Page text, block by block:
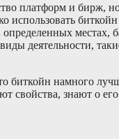
платформ и бирж,
использовать
местах,
деятельности,
биткойн намного
свойства, знают о